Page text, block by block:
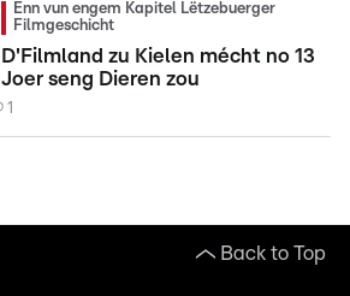
Enn vun engem Kapitel Lëtzebuerger
Filmgeschicht
D'Filmland zu Kielen mécht no 13
Joer seng Dieren zou
1
Back to Top